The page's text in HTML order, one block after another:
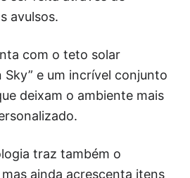
avulsos.
com o teto solar
Sky” e um incrível conjunto
deixam o ambiente mais
traz também o
ainda acrescenta itens